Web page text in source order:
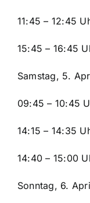
11:45 – 12:45
15:45 – 16:45
Samstag, 5.
09:45 – 10:45
14:15 – 14:35
14:40 – 15:00
Sonntag, 6.